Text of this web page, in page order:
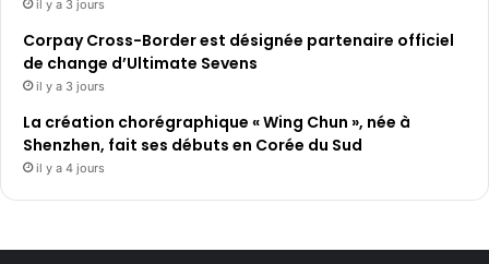
il y a 3 jours
Corpay Cross-Border est désignée partenaire officiel
de change d’Ultimate Sevens
il y a 3 jours
La création chorégraphique « Wing Chun », née à
Shenzhen, fait ses débuts en Corée du Sud
il y a 4 jours